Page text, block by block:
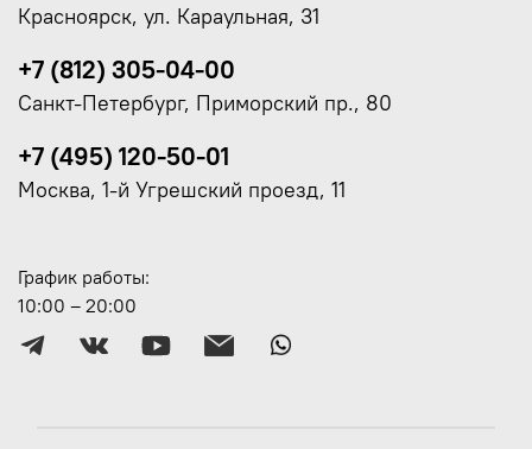
График работы:
10:00 – 20:00
Красноярск, ул. Караульная, 31
+7 (812) 305-04-00
Санкт-Петербург, Приморский пр., 80
+7 (495) 120-50-01
Москва, 1-й Угрешский проезд, 11